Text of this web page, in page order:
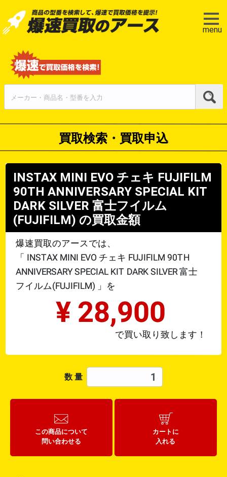
menu
買取検索・買取申込
INSTAX MINI EVO チェキ FUJIFILM
90TH ANNIVERSARY SPECIAL KIT
DARK SILVER 富士フイルム
(FUJIFILM) の買取金額
爆速買取のアースでは、
「 INSTAX MINI EVO チェキ FUJIFILM 90TH
ANNIVERSARY SPECIAL KIT DARK SILVER富士
フイルム(FUJIFILM) 」を
¥ 28,900
で買い取り致します！
数 量
この商品について
問い合わせる
カートに
入れる